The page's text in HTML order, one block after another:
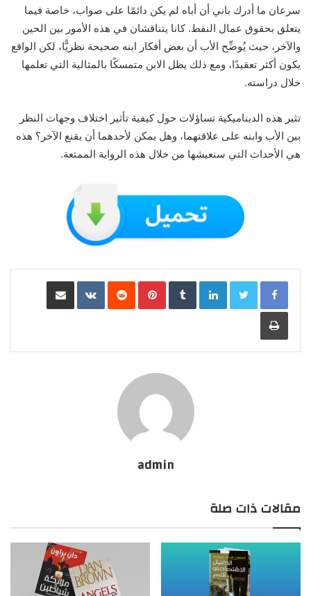
سرعان ما أدرك باني أن أباه لم يكن دائمًا على صواب، خاصة فيما
يتعلق بحقوق عمال النفط. كانا يتناقشان في هذه الأمور بين الحين
والآخر، حيث يُوضِّح الأب أن بعض أفكار ابنه صحيحة نظريًّا، لكن الواقع
يكون أكثر تعقيدًا، ومع ذلك يظل الابن متمسكًا بالمثالية التي تعلمها
خلال دراسته.
تثير هذه الديناميكية تساؤلات حول كيفية تأثير اختلاف وجهات النظر
بين الأب وابنه على علاقتهما، وهل يمكن لأحدهما أن يقنع الآخر؟ هذه
هي الأحداث التي سنعيشها من خلال هذه الرواية الممتعة.
LinkedIn
Pinterest مشاركة عبر البريد
طباعة
admin
مقالات ذات صلة